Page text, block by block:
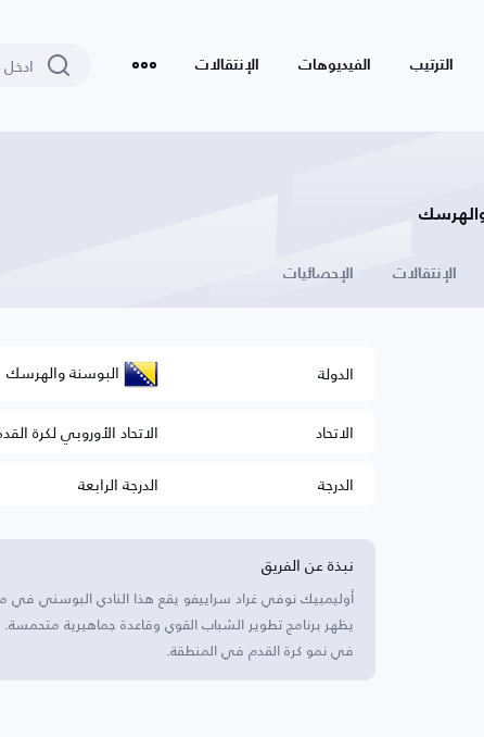
الترتيب الفيديوهات الإنتقالات
والهرسك
الإنتقالات الإحصائيات
الدولة البوسنة والهرسك
الاتحاد
الاتحاد الأوروبي لكرة
الدرجة
الدرجة الرابعة
نبذة عن الفريق
أوليمبيك نوفي غراد سراييفو يقع هذا النادي البوسني
يظهر برنامج تطوير الشباب القوي وقاعدة جماهيرية
في نمو كرة القدم في المنطقة.